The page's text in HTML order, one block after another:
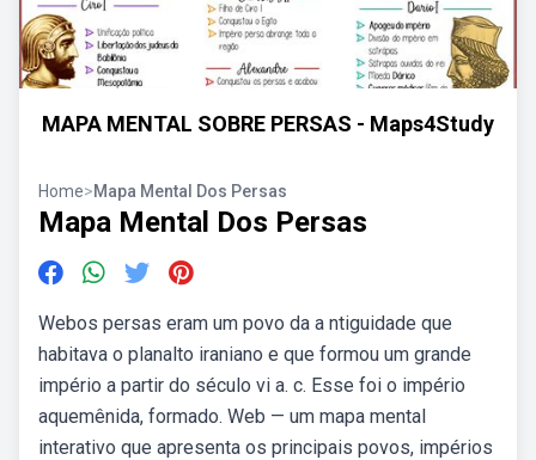
MAPA MENTAL SOBRE PERSAS - Maps4Study
Home>Mapa Mental Dos Persas
Mapa Mental Dos Persas
Webos persas eram um povo da a ntiguidade que
habitava o planalto iraniano e que formou um grande
império a partir do século vi a. c. Esse foi o império
aquemênida, formado. Web — um mapa mental
interativo que apresenta os principais povos, impérios